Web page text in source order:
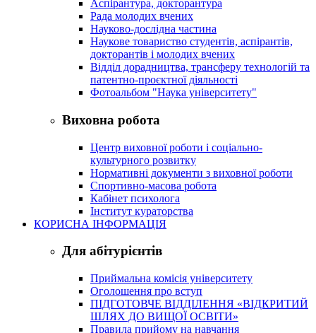
Аспірантура, докторантура
Рада молодих вчених
Науково-дослідна частина
Наукове товариство студентів, аспірантів,
докторантів і молодих вчених
Відділ дорадництва, трансферу технологій та
патентно-проєктної діяльності
Фотоальбом "Наука університету"
Виховна робота
Центр виховної роботи і соціально-
культурного розвитку
Нормативні документи з виховної роботи
Спортивно-масова робота
Кабінет психолога
Інститут кураторства
КОРИСНА ІНФОРМАЦІЯ
Для абітурієнтів
Приймальна комісія університету
Оголошення про вступ
ПІДГОТОВЧЕ ВІДДІЛЕННЯ «ВІДКРИТИЙ
ШЛЯХ ДО ВИЩОЇ ОСВІТИ»
Правила прийому на навчання